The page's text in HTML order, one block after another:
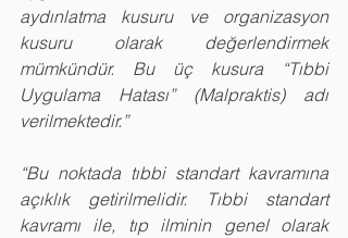
aydınlatma kusuru ve organizasyon
kusuru olarak değerlendirmek
mümkündür. Bu üç kusura “Tıbbi
Uygulama Hatası” (Malpraktis) adı
verilmektedir.”
“Bu noktada tıbbi standart kavramına
açıklık getirilmelidir. Tıbbi standart
kavramı ile, tıp ilminin genel olarak